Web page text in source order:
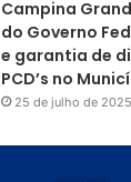
Campina
do Governo
e garantia de
PCD’s no
25 de julho de 2025